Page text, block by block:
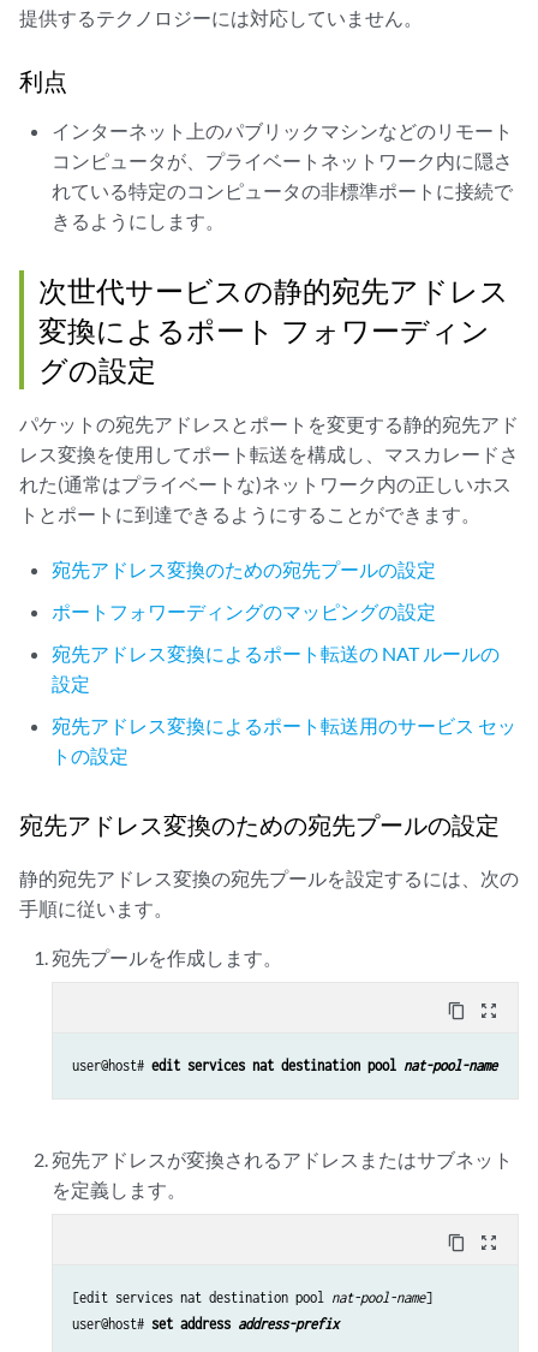
提供するテクノロジーには対応していません。
利点
インターネット上のパブリックマシンなどのリモート
コンピュータが、プライベートネットワーク内に隠さ
れている特定のコンピュータの非標準ポートに接続で
きるようにします。
次世代サービスの静的宛先アドレス
変換によるポート フォワーディン
グの設定
パケットの宛先アドレスとポートを変更する静的宛先アド
レス変換を使用してポート転送を構成し、マスカレードさ
れた(通常はプライベートな)ネットワーク内の正しいホス
トとポートに到達できるようにすることができます。
宛先アドレス変換のための宛先プールの設定
ポートフォワーディングのマッピングの設定
宛先アドレス変換によるポート転送の NAT ルールの
設定
宛先アドレス変換によるポート転送用のサービス セッ
トの設定
宛先アドレス変換のための宛先プールの設定
静的宛先アドレス変換の宛先プールを設定するには、次の
手順に従います。
宛先プールを作成します。
content_copy zoom_out_map
user@host# edit services nat destination pool nat-pool-name
宛先アドレスが変換されるアドレスまたはサブネット
を定義します。
content_copy zoom_out_map
[edit services nat destination pool nat-pool-name]
user@host# set address address-prefix